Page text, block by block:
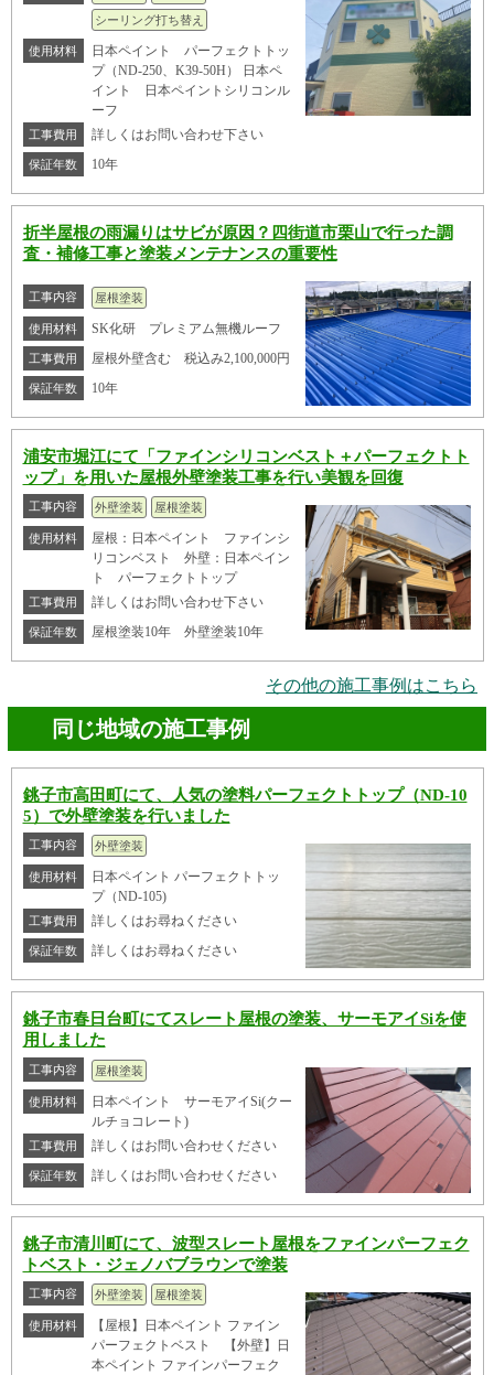
シーリング打ち替え
使用材料
日本ペイント パーフェクトトッ
プ（ND-250、K39-50H） 日本ペ
イント 日本ペイントシリコンル
ーフ
工事費用 詳しくはお問い合わせ下さい
保証年数 10年
折半屋根の雨漏りはサビが原因？四街道市栗山で行った調
査・補修工事と塗装メンテナンスの重要性
工事内容 屋根塗装
使用材料 SK化研 プレミアム無機ルーフ
工事費用 屋根外壁含む 税込み2,100,000円
保証年数 10年
浦安市堀江にて「ファインシリコンベスト＋パーフェクトト
ップ」を用いた屋根外壁塗装工事を行い美観を回復
工事内容 外壁塗装 屋根塗装
使用材料
屋根：日本ペイント ファインシ
リコンベスト 外壁：日本ペイン
ト パーフェクトトップ
工事費用 詳しくはお問い合わせ下さい
保証年数 屋根塗装10年 外壁塗装10年
その他の施工事例はこちら
同じ地域の施工事例
銚子市高田町にて、人気の塗料パーフェクトトップ（ND-10
5）で外壁塗装を行いました
工事内容 外壁塗装
使用材料
日本ペイント パーフェクトトッ
プ（ND-105)
工事費用 詳しくはお尋ねください
保証年数 詳しくはお尋ねください
銚子市春日台町にてスレート屋根の塗装、サーモアイSiを使
用しました
工事内容 屋根塗装
使用材料
日本ペイント サーモアイSi(クー
ルチョコレート)
工事費用 詳しくはお問い合わせください
保証年数 詳しくはお問い合わせください
銚子市清川町にて、波型スレート屋根をファインパーフェク
トベスト・ジェノバブラウンで塗装
工事内容 外壁塗装 屋根塗装
使用材料
【屋根】日本ペイント ファイン
パーフェクトベスト 【外壁】日
本ペイント ファインパーフェク